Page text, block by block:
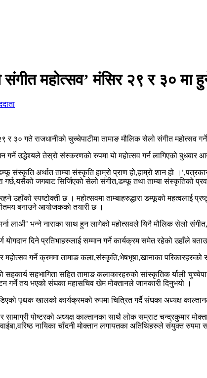
संगीत महोत्सव’ मंसिर २९ र ३० मा
३० गते राजधानीको चुच्चेपाटीमा तामाङ मौलिक सेलो संगीत महोत्सव
गर्ने उद्धेश्यले तेस्रो संस्करणको रुपमा यो महोत्सव गर्न लागिएको बुधबार
संस्कृति अर्थात ताम्बा संस्कृति हाम्रो प्राण हो,हाम्रो शान हो
जगबाट सिर्जिएको सेलो संगीत,डम्फू तथा ताम्बा संस्कृतिको
उहाँको स्पष्टोक्ती छ । महोत्सवमा ताम्बाहरुद्धारा डम्फूको महत्वलाई
बनाउने आयोजकको तयारी छ ।
छार्ना लाअी’ भन्ने नाराका साथ हुन लागेको महोत्सवले यिनै मौलिक सेलो
योगदान दिने प्रतिभाहरुलाई सम्मान गर्ने कार्यक्रम समेत रहेको उहाँले
गर्ने क्रममा तामाङ कला,संस्कृति,भेषभूषा,खानाका
सहभागिता सहित तामाङ कलाकारहरुको सांस्कृतिक र्याली
गर्ने तय भएको संघका महासचिव खेम मोक्तानले जानकारी दिनुभयो ।
पृथक खालको कार्यक्रमको रुपमा चित्रित गर्दै संघका अध्यक्ष
सामाग्री पोष्टरको अध्यक्ष काल्तानका साथै लोक सम्राट चन्द्रकुमार
नायिका चाँदनी मोक्तान लगायतका अतिथिहरुले संयुक्त रुपमा